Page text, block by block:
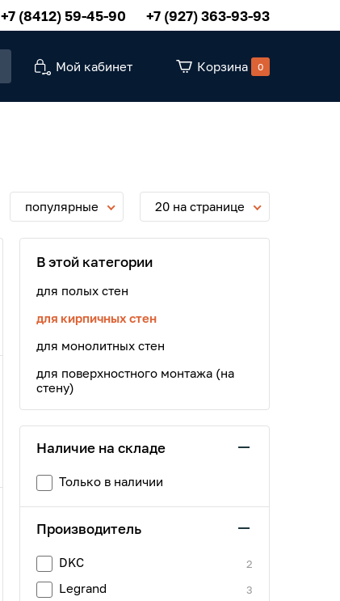
+7 (8412) 59-45-90 +7 (927) 363-93-93
Мой кабинет Корзина 0
популярные 20 на странице
В этой категории
для полых стен
для кирпичных стен
для монолитных стен
для поверхностного монтажа (на
стену)
Наличие на складе
Только в наличии
Производитель
DKC 2
Legrand 3